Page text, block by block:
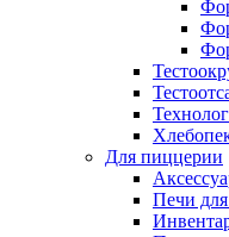
Для пиццерии
Печи